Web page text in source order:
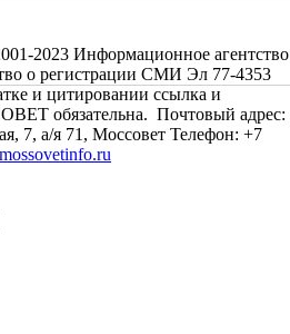
2023 Информационное агентство
о регистрации СМИ Эл 77-4353
и цитировании ссылка и
обязательна. Почтовый адрес:
7, а/я 71, Моссовет Телефон: +7